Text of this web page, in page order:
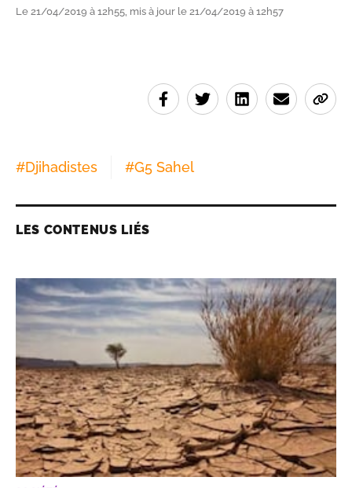
Le 21/04/2019 à 12h55, mis à jour le 21/04/2019 à 12h57
#Djihadistes #G5 Sahel
LES CONTENUS LIÉS